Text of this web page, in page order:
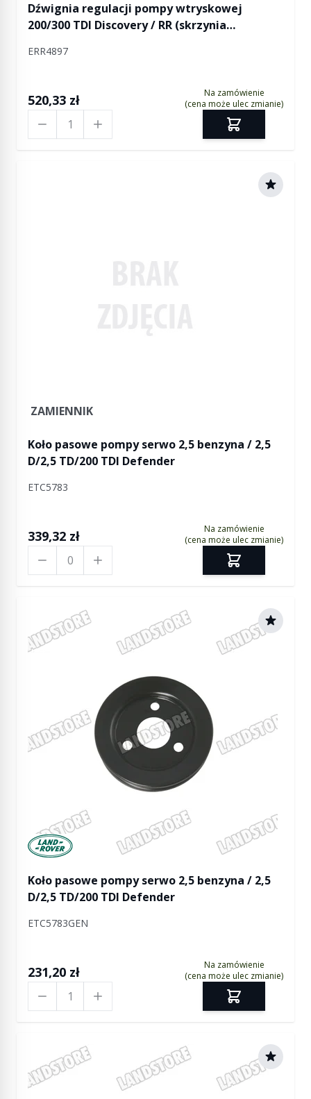
Dźwignia regulacji pompy wtryskowej
200/300 TDI Discovery / RR (skrzynia
ERR4897
520,33 zł
Na zamówienie
(cena może ulec zmianie)
ZAMIENNIK
Koło pasowe pompy serwo 2,5 benzyna / 2,5
D/2,5 TD/200 TDI Defender
ETC5783
339,32 zł
Na zamówienie
(cena może ulec zmianie)
Manufactured by Land rover
Koło pasowe pompy serwo 2,5 benzyna / 2,5
D/2,5 TD/200 TDI Defender
ETC5783GEN
231,20 zł
Na zamówienie
(cena może ulec zmianie)